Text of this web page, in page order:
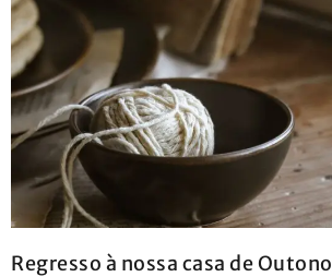
Regresso à nossa casa de Outono